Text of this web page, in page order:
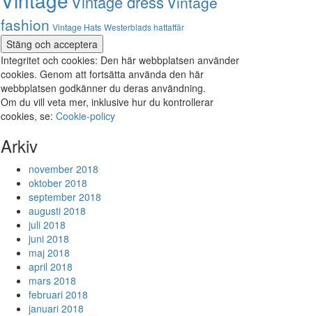
fashion Vintage Hats Westerblads hattaffär
Integritet och cookies: Den här webbplatsen använder
cookies. Genom att fortsätta använda den här
webbplatsen godkänner du deras användning.
Om du vill veta mer, inklusive hur du kontrollerar
cookies, se: Cookie-policy
Arkiv
november 2018
oktober 2018
september 2018
augusti 2018
juli 2018
juni 2018
maj 2018
april 2018
mars 2018
februari 2018
januari 2018